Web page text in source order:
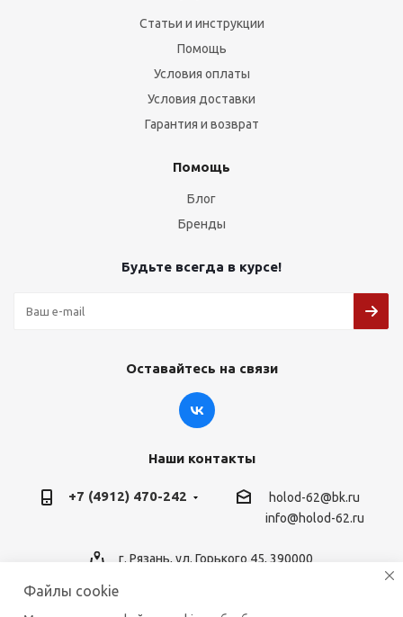
Статьи и инструкции
Помощь
Условия оплаты
Условия доставки
Гарантия и возврат
Помощь
Блог
Бренды
Будьте всегда в курсе!
Оставайтесь на связи
Наши контакты
+7 (4912) 470-242
holod-62@bk.ru
info@holod-62.ru
г. Рязань, ул. Горького 45, 390000
Файлы cookie